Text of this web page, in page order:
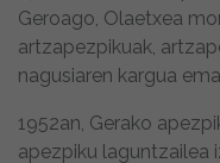
Geroago, Olaetxea
artzapezpikuak,
nagusiaren kargua
1952an, Gerako
apezpiku laguntzailea